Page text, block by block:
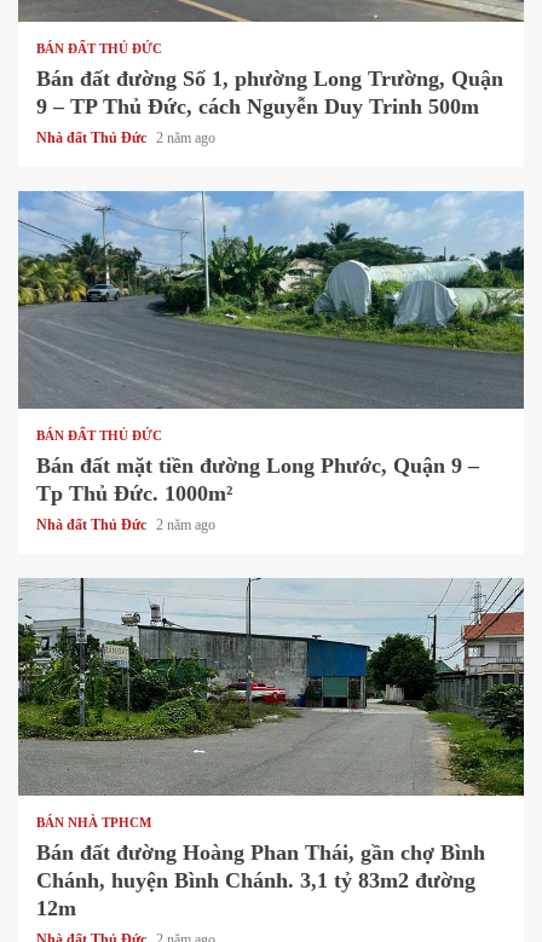
BÁN ĐẤT THỦ ĐỨC
Bán đất đường Số 1, phường Long Trường, Quận
9 – TP Thủ Đức, cách Nguyễn Duy Trinh 500m
Nhà đất Thủ Đức 2 năm ago
1 min read
BÁN ĐẤT THỦ ĐỨC
Bán đất mặt tiền đường Long Phước, Quận 9 –
Tp Thủ Đức. 1000m²
Nhà đất Thủ Đức 2 năm ago
1 min read
BÁN NHÀ TPHCM
Bán đất đường Hoàng Phan Thái, gần chợ Bình
Chánh, huyện Bình Chánh. 3,1 tỷ 83m2 đường
12m